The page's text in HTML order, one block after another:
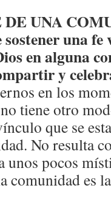
UNA
una fe
en alguna
y
en los
tiene otro
que se
No resulta
unos pocos
comunidad es